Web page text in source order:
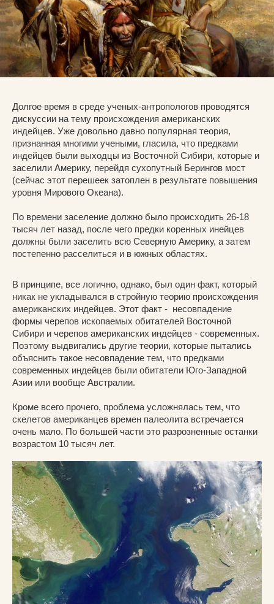
Долгое время в среде ученых-антропологов проводятся
дискуссии на тему происхождения американских
индейцев. Уже довольно давно популярная теория,
признанная многими учеными, гласила, что предками
индейцев были выходцы из Восточной Сибири, которые и
заселили Америку, перейдя сухопутный Берингов мост
(сейчас этот перешеек затоплен в результате повышения
уровня Мирового Океана).
По времени заселение должно было происходить 26-18
тысяч лет назад, после чего предки коренных инейцев
должны были заселить всю Северную Америку, а затем
постепенно расселиться и в южных областях.
В принципе, все логично, однако, был один факт, который
никак не укладывался в стройную теорию происхождения
американских индейцев. Этот факт - несовпадение
формы черепов ископаемых обитателей Восточной
Сибири и черепов американских индейцев - современных.
Поэтому выдвигались другие теории, которые пытались
объяснить такое несовпадение тем, что предками
современных индейцев были обитатели Юго-Западной
Азии или вообще Австралии.
Кроме всего прочего, проблема усложнялась тем, что
скелетов американцев времен палеолита встречается
очень мало. По большей части это разрозненные останки
возрастом 10 тысяч лет.